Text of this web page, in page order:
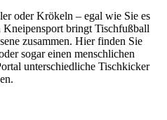
oder Krökeln – egal wie Sie es
bringt Tischfußball
zusammen. Hier finden Sie
sogar einen menschlichen
unterschiedliche Tischkicker